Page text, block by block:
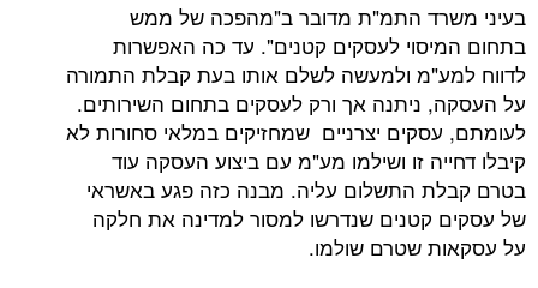
התמ"ת מדובר ב"מהפכה של ממש
לעסקים קטנים". עד כה האפשרות
ולמעשה לשלם אותו בעת קבלת התמורה
ניתנה אך ורק לעסקים בתחום השירותים.
יצרניים שמחזיקים במלאי סחורות לא
זו ושילמו מע"מ עם ביצוע העסקה עוד
התשלום עליה. מבנה כזה פגע באשראי
שנדרשו למסור למדינה את חלקה
שטרם שולמו.